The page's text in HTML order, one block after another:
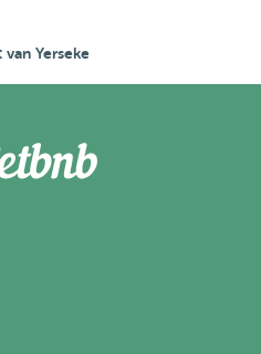
Yerseke